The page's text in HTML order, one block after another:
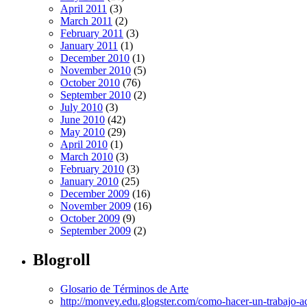
April 2011 (3)
March 2011 (2)
February 2011 (3)
January 2011 (1)
December 2010 (1)
November 2010 (5)
October 2010 (76)
September 2010 (2)
July 2010 (3)
June 2010 (42)
May 2010 (29)
April 2010 (1)
March 2010 (3)
February 2010 (3)
January 2010 (25)
December 2009 (16)
November 2009 (16)
October 2009 (9)
September 2009 (2)
Blogroll
Glosario de Términos de Arte
http://monvey.edu.glogster.com/como-hacer-un-trabajo-